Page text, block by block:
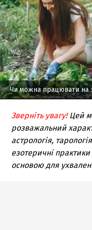
Чи можна працювати на
Зверніть увагу! Цей
розважальний
астрологія,
езотеричні
основою для